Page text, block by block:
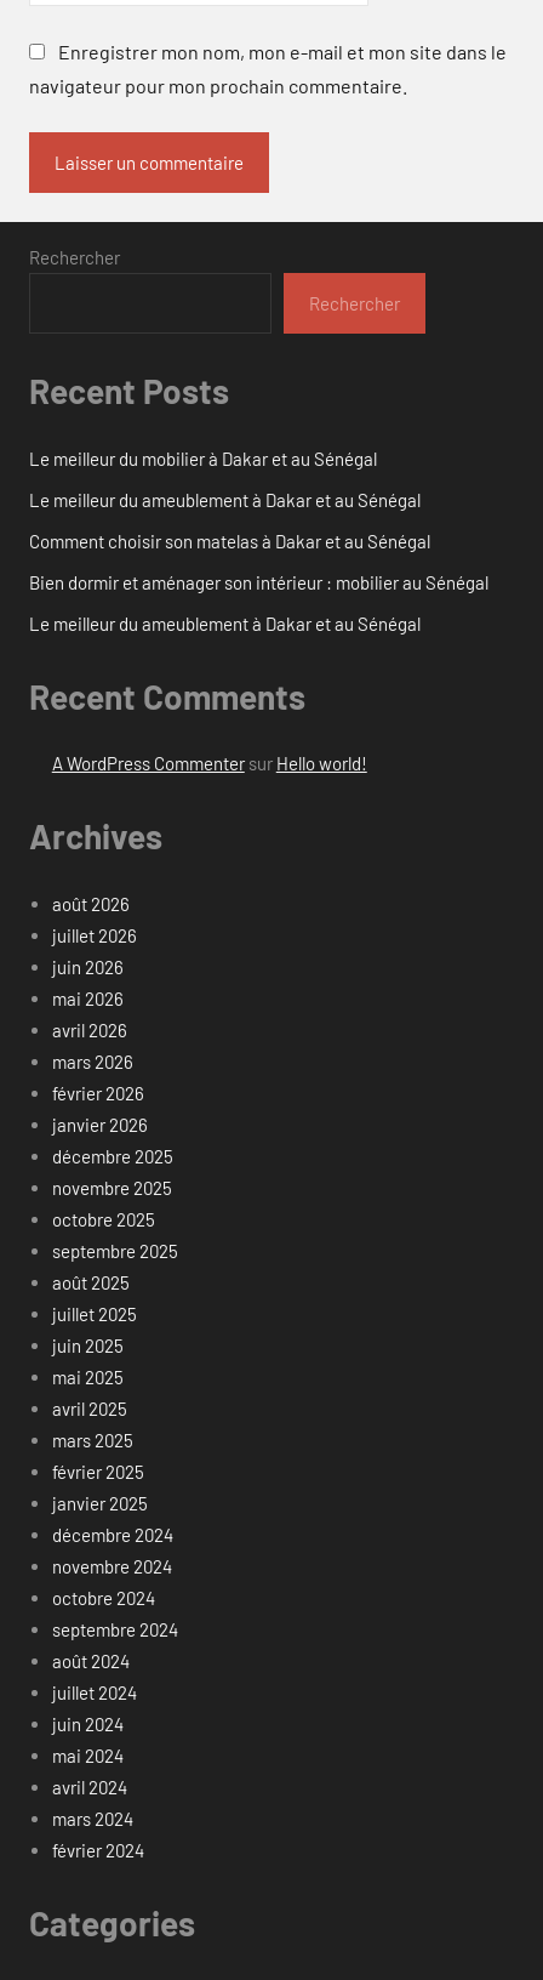
Enregistrer mon nom, mon e-mail et mon site dans le
navigateur pour mon prochain commentaire.
Rechercher
Rechercher
Recent Posts
Le meilleur du mobilier à Dakar et au Sénégal
Le meilleur du ameublement à Dakar et au Sénégal
Comment choisir son matelas à Dakar et au Sénégal
Bien dormir et aménager son intérieur : mobilier au Sénégal
Le meilleur du ameublement à Dakar et au Sénégal
Recent Comments
A WordPress Commentersur Hello world!
Archives
août 2026
juillet 2026
juin 2026
mai 2026
avril 2026
mars 2026
février 2026
janvier 2026
décembre 2025
novembre 2025
octobre 2025
septembre 2025
août 2025
juillet 2025
juin 2025
mai 2025
avril 2025
mars 2025
février 2025
janvier 2025
décembre 2024
novembre 2024
octobre 2024
septembre 2024
août 2024
juillet 2024
juin 2024
mai 2024
avril 2024
mars 2024
février 2024
Categories